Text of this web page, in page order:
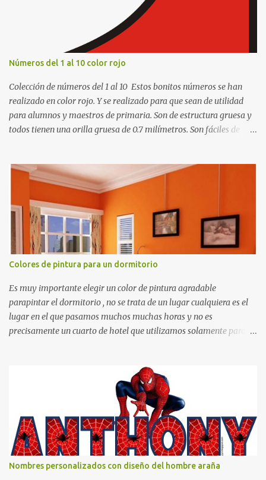
Números del 1 al 10 color rojo
Colección de números del 1 al 10 Estos bonitos números se han
realizado en color rojo. Y se realizado para que sean de utilidad
para alumnos y maestros de primaria. Son de estructura gruesa y
todos tienen una orilla gruesa de 0.7 milímetros. Son fáciles de
matemáticos, para decorar los cumpleaños de los niños, entre
otras cosas.
Colores de pintura para un dormitorio
Es muy importante elegir un color de pintura agradable
parapintar el dormitorio , no se trata de un lugar cualquiera es el
lugar en el que pasamos muchos muchas horas y no es
precisamente un cuarto de hotel que utilizamos solamente para
cómodo y también para nuestra vista. Te mostramos algunas
sugerencias que pueden brindar la elegancia y estilo que buscas
para tu dormitorio. El color naranja es una buena opción para
recibir esa luz y felicidad que todo ser humano necesita. El color
blanco es ideal para lograr el relax total, es un color que va con
todo y además es color bastante limpio que te dará esa sensación
de calidez. Los colores terra son excelentes para usar en el
dormitorio nos brinda esa sensación de tranquilidad y confort. El
Nombres personalizados con diseño del hombre araña